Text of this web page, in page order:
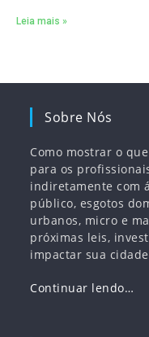
Leia mais »
Sobre Nós
Como mostrar o
para os
indiretamente com
público, esgotos
urbanos, micro e
próximas leis,
impactar sua
Continuar lendo…